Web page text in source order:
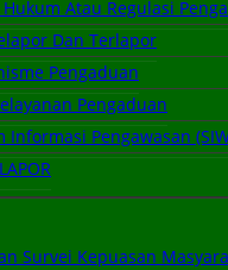
Hukum Atau Regulasi
Dan Terlapor
Pengaduan
Pengaduan
Informasi Pengawasan
Survei Kepuasan